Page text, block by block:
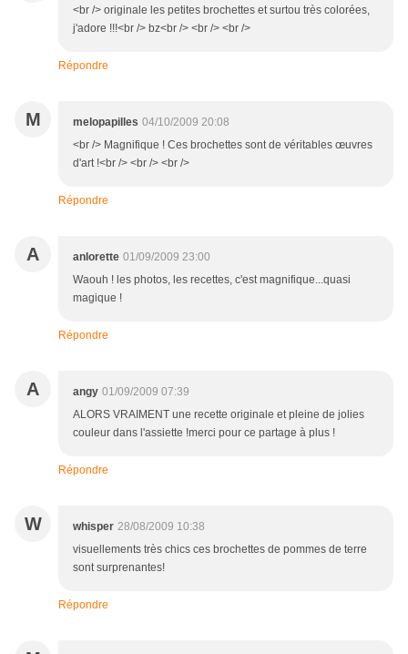
<br /> originale les petites brochettes et surtou très colorées,
j'adore !!!<br /> bz<br /> <br /> <br />
Répondre
M melopapilles 04/10/2009 20:08
<br /> Magnifique ! Ces brochettes sont de véritables œuvres
d'art !<br /> <br /> <br />
Répondre
A anlorette 01/09/2009 23:00
Waouh ! les photos, les recettes, c'est magnifique...quasi
magique !
Répondre
A angy 01/09/2009 07:39
ALORS VRAIMENT une recette originale et pleine de jolies
couleur dans l'assiette !merci pour ce partage à plus !
Répondre
W whisper 28/08/2009 10:38
visuellements très chics ces brochettes de pommes de terre
sont surprenantes!
Répondre